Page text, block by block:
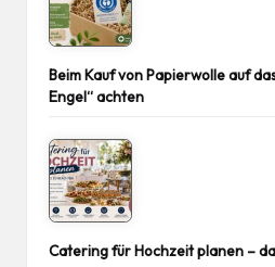
Beim Kauf von Papierwolle auf
Engel“ achten
Catering für Hochzeit planen –